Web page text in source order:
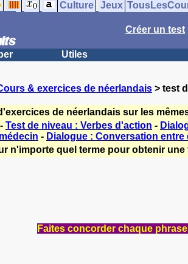
Culture Jeux
Créer un test
Utiles
& exercices de néerlandais > test
de néerlandais sur les
Test de niveau : Verbes d'action -
- Dialogue : Conversation entre
n'importe quel terme pour obtenir une
Faites concorder chaque